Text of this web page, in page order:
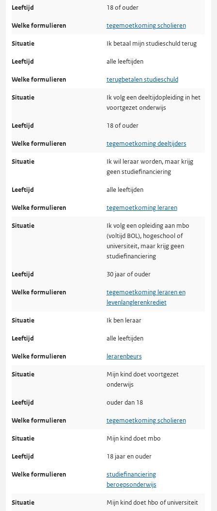
18 of ouder
tegemoetkoming scholieren
Ik betaal mijn studieschuld terug
alle leeftijden
terugbetalen studieschuld
Ik volg een deeltijdopleiding in het
voortgezet onderwijs
18 of ouder
tegemoetkoming deeltijders
Ik wil leraar worden, maar krijg
geen studiefinanciering
alle leeftijden
tegemoetkoming leraren
Ik volg een opleiding aan mbo
(voltijd BOL), hogeschool of
universiteit, maar krijg geen
studiefinanciering
30 jaar of ouder
tegemoetkoming leraren en
levenlanglerenkrediet
Ik ben leraar
alle leeftijden
lerarenbeurs
Mijn kind doet voortgezet
onderwijs
ouder dan 18
tegemoetkoming scholieren
Mijn kind doet mbo
18 jaar en ouder
studiefinanciering
beroepsonderwijs
Mijn kind doet hbo of universiteit